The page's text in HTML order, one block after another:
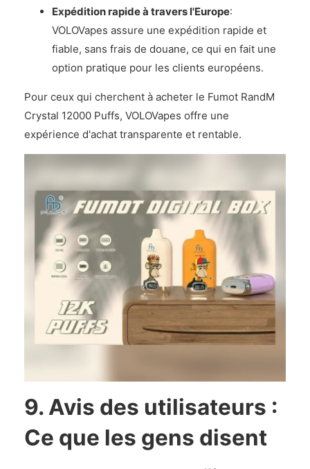
Expédition rapide à travers l'Europe:
VOLOVapes assure une expédition rapide et
fiable, sans frais de douane, ce qui en fait une
option pratique pour les clients européens.
Pour ceux qui cherchent à acheter le Fumot RandM
Crystal 12000 Puffs, VOLOVapes offre une
expérience d'achat transparente et rentable.
9. Avis des utilisateurs :
Ce que les gens disent